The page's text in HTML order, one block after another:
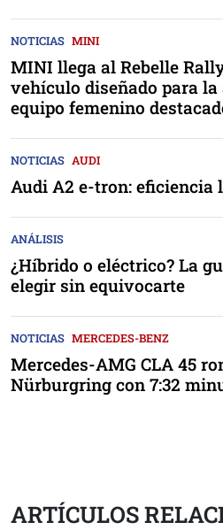
NOTICIAS MINI
MINI llega al Rebelle
vehículo diseñado para
equipo femenino
NOTICIAS AUDI
Audi A2 e-tron: eficiencia
ANÁLISIS
¿Híbrido o eléctrico? La
elegir sin equivocarte
NOTICIAS MERCEDES-BENZ
Mercedes-AMG CLA 45
Nürburgring con 7:32
ARTÍCULOS